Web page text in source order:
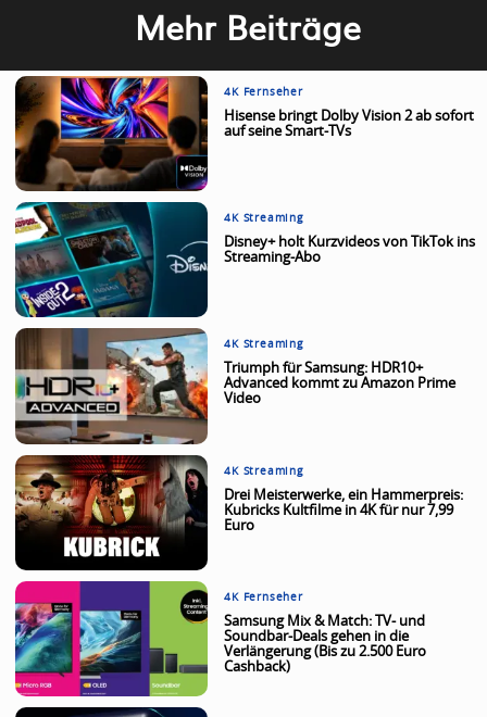
Mehr Beiträge
4K Fernseher
Hisense bringt Dolby Vision 2 ab sofort
auf seine Smart-TVs
4K Streaming
Disney+ holt Kurzvideos von TikTok ins
Streaming-Abo
4K Streaming
Triumph für Samsung: HDR10+
Advanced kommt zu Amazon Prime
Video
4K Streaming
Drei Meisterwerke, ein Hammerpreis:
Kubricks Kultfilme in 4K für nur 7,99
Euro
4K Fernseher
Samsung Mix & Match: TV- und
Soundbar-Deals gehen in die
Verlängerung (Bis zu 2.500 Euro
Cashback)